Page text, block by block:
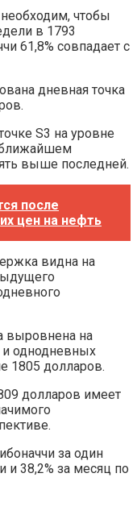
чтобы
в 1793
61,8% совпадает с
дневная точка
S3 на уровне
ближайшем
выше последней.
после
цен на нефть
видна на
выровнена на
и однодневных
1805 долларов.
долларов имеет
за один
и 38,2% за месяц по